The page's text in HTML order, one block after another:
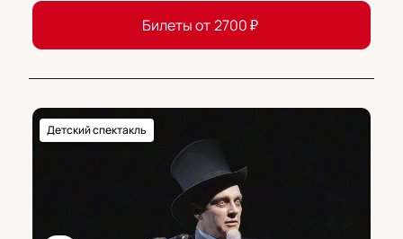
Билеты от 2700₽
Детский спектакль